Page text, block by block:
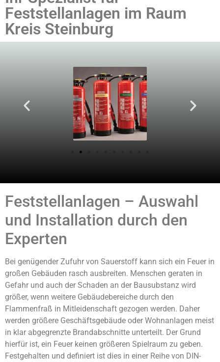
Feststellanlagen im Raum
Kreis Steinburg
Feststellanlagen – Auswahl
und Installation durch den
Experten
Bei genügender Zufuhr von Sauerstoff kann sich ein Feuer in
großen Gebäuden rasch ausbreiten. Menschen geraten in
Gefahr und auch der Schaden an der Bausubstanz wird
größer, wenn weitere Gebäudebereiche durch den
Flammenfraß in Mitleidenschaft gezogen werden. Daher
werden größere Geschäftsgebäude oder Wohnanlagen meist
in klar abgegrenzte Brandabschnitte unterteilt. Der Grund
hierfür ist, ein Feuer keinen größeren Spielraum zu geben.
Festgehalten und definiert ist dies in einer Reihe von DIN-